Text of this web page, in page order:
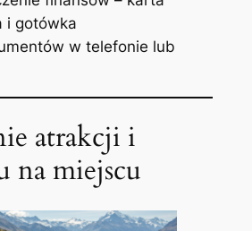
i gotówka
w telefonie lub
atrakcji i
na miejscu